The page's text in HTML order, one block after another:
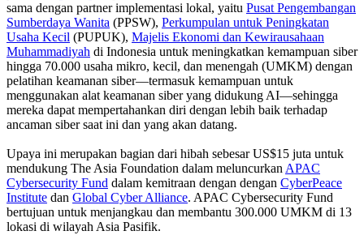
sama dengan partner implementasi lokal, yaitu Pusat Pengembangan
Sumberdaya Wanita (PPSW), Perkumpulan untuk Peningkatan
Usaha Kecil (PUPUK), Majelis Ekonomi dan Kewirausahaan
Muhammadiyah di Indonesia untuk meningkatkan kemampuan siber
hingga 70.000 usaha mikro, kecil, dan menengah (UMKM) dengan
pelatihan keamanan siber—termasuk kemampuan untuk
menggunakan alat keamanan siber yang didukung AI—sehingga
mereka dapat mempertahankan diri dengan lebih baik terhadap
ancaman siber saat ini dan yang akan datang.
Upaya ini merupakan bagian dari hibah sebesar US$15 juta untuk
mendukung The Asia Foundation dalam meluncurkanAPAC
Cybersecurity Fund dalam kemitraan dengan dengan CyberPeace
Institute dan Global Cyber Alliance. APAC Cybersecurity Fund
bertujuan untuk menjangkau dan membantu 300.000 UMKM di 13
lokasi di wilayah Asia Pasifik.